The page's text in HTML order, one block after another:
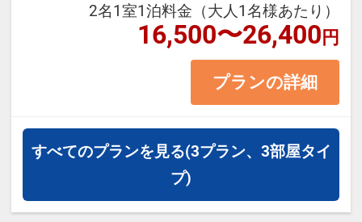
2名1室1泊料金（大人1名様あたり）
16,500〜26,400円
プランの詳細
すべてのプランを見る(3プラン、3部屋タイ
プ)